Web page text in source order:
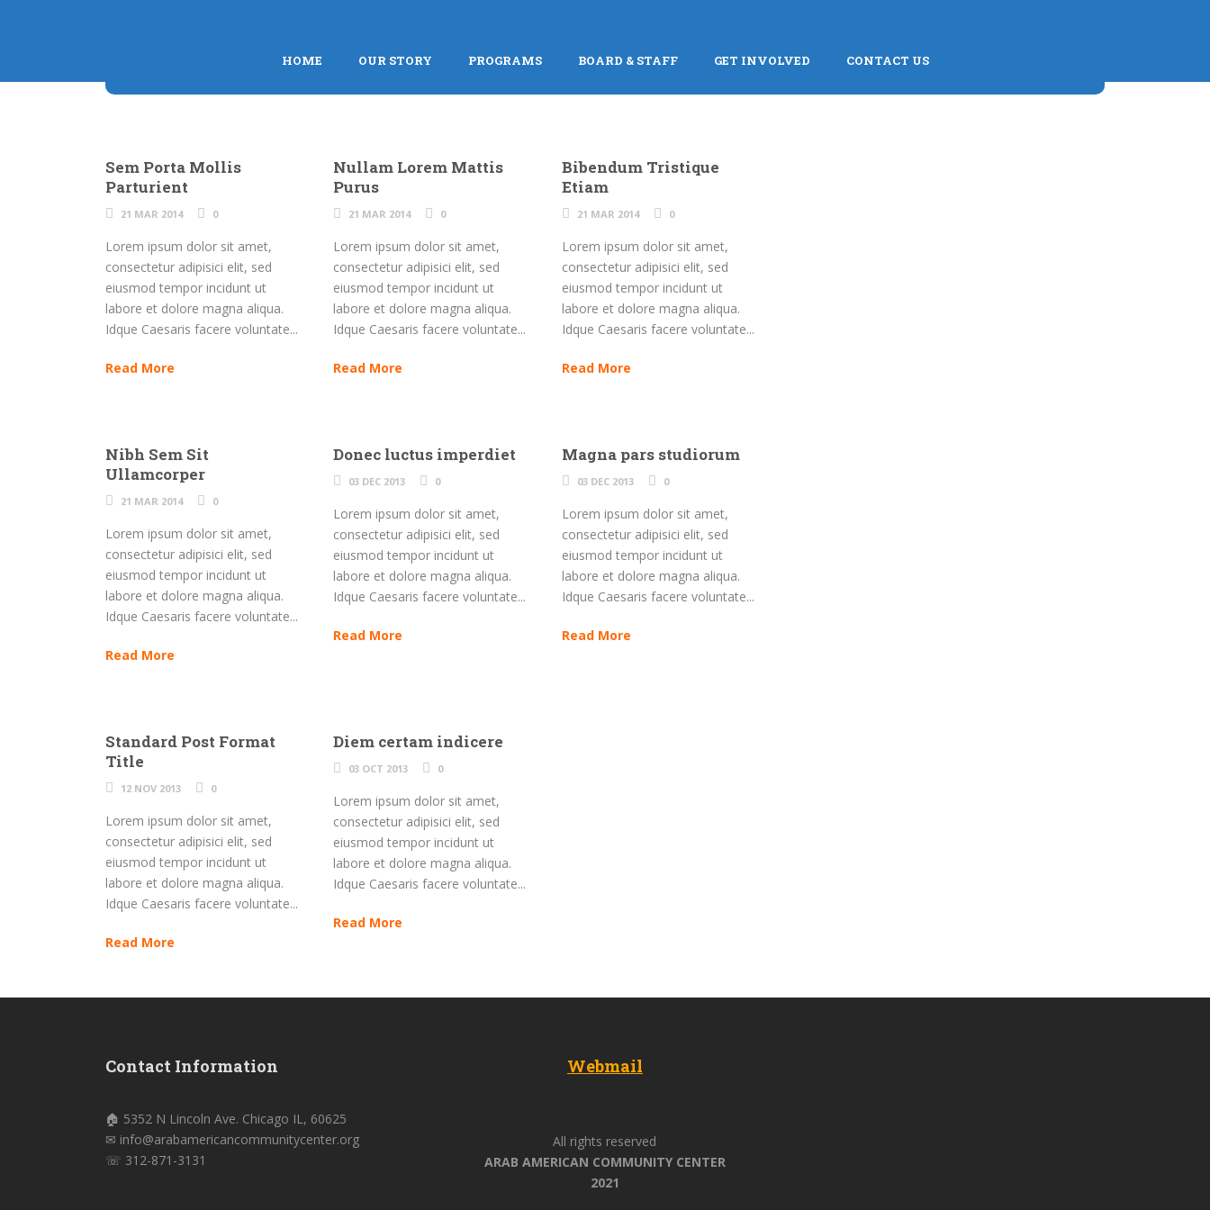
HOME OUR STORY PROGRAMS BOARD & STAFF GET INVOLVED CONTACT US
Sem Porta Mollis
Parturient
21 MAR 2014 0
Lorem ipsum dolor sit amet,
consectetur adipisici elit, sed
eiusmod tempor incidunt ut
labore et dolore magna aliqua.
Idque Caesaris facere voluntate...
Read More
Nullam Lorem Mattis
Purus
21 MAR 2014 0
Lorem ipsum dolor sit amet,
consectetur adipisici elit, sed
eiusmod tempor incidunt ut
labore et dolore magna aliqua.
Idque Caesaris facere voluntate...
Read More
Bibendum Tristique
Etiam
21 MAR 2014 0
Lorem ipsum dolor sit amet,
consectetur adipisici elit, sed
eiusmod tempor incidunt ut
labore et dolore magna aliqua.
Idque Caesaris facere voluntate...
Read More
Nibh Sem Sit
Ullamcorper
21 MAR 2014 0
Lorem ipsum dolor sit amet,
consectetur adipisici elit, sed
eiusmod tempor incidunt ut
labore et dolore magna aliqua.
Idque Caesaris facere voluntate...
Read More
Donec luctus imperdiet
03 DEC 2013 0
Lorem ipsum dolor sit amet,
consectetur adipisici elit, sed
eiusmod tempor incidunt ut
labore et dolore magna aliqua.
Idque Caesaris facere voluntate...
Read More
Magna pars studiorum
03 DEC 2013 0
Lorem ipsum dolor sit amet,
consectetur adipisici elit, sed
eiusmod tempor incidunt ut
labore et dolore magna aliqua.
Idque Caesaris facere voluntate...
Read More
Standard Post Format
Title
12 NOV 2013 0
Lorem ipsum dolor sit amet,
consectetur adipisici elit, sed
eiusmod tempor incidunt ut
labore et dolore magna aliqua.
Idque Caesaris facere voluntate...
Read More
Diem certam indicere
03 OCT 2013 0
Lorem ipsum dolor sit amet,
consectetur adipisici elit, sed
eiusmod tempor incidunt ut
labore et dolore magna aliqua.
Idque Caesaris facere voluntate...
Read More
Contact Information
🏠 5352 N Lincoln Ave. Chicago IL, 60625
✉ info@arabamericancommunitycenter.org
☏ 312-871-3131
Webmail
All rights reserved
ARAB AMERICAN COMMUNITY CENTER
2021